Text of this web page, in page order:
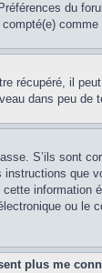
du
récupéré, il
dans peu de
S’ils sont
ou
plus me